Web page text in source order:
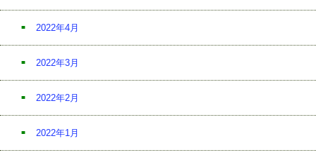
2022年4月
2022年3月
2022年2月
2022年1月